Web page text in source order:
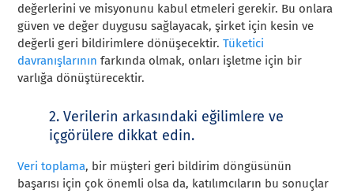
değerlerini ve misyonunu kabul etmeleri gerekir. Bu onlara
güven ve değer duygusu sağlayacak, şirket için kesin ve
değerli geri bildirimlere dönüşecektir.Tüketici
davranışlarının farkında olmak, onları işletme için bir
varlığa dönüştürecektir.
2. Verilerin arkasındaki eğilimlere ve
içgörülere dikkat edin.
Veri toplama, bir müşteri geri bildirim döngüsünün
başarısı için çok önemli olsa da, katılımcıların bu sonuçlar